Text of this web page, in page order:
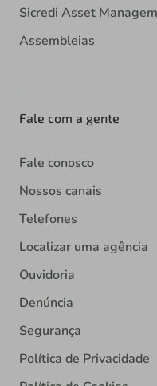
Sicredi Asset
Assembleias
Fale com a gente
Fale conosco
Nossos canais
Telefones
Localizar uma agência
Ouvidoria
Denúncia
Segurança
Política de Privacidade